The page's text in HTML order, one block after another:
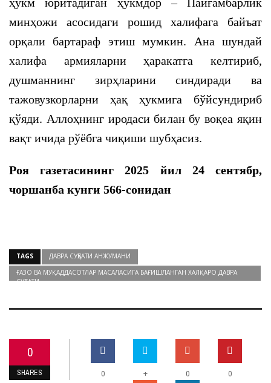
минҳожи асосидаги рошид халифага байъат
орқали бартараф этиш мумкин. Ана шундай
халифа армияларни ҳаракатга келтириб,
душманнинг зирҳларини синдиради ва
тажовузкорларни ҳақ ҳукмига бўйсундириб
қўяди. Аллоҳнинг иродаси билан бу воқеа яқин
вақт ичида рўёбга чиқиши шубҳасиз.
Роя газетасининг 2025 йил 24 сентябр,
чоршанба кунги 566-сонидан
TAGS
ДАВРА СУҲБАТИ АНЖУМАНИ
ҒАЗО ВА МУҚАДДАСОТЛАР МАСАЛАСИГА БАҒИШЛАНГАН ХАЛҚАРО ДАВРА
СУҲБАТИ
0
SHARES 0 + 0 0